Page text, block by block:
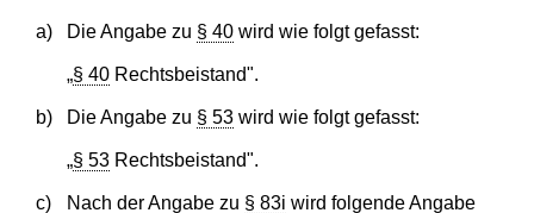
a) Die Angabe zu § 40wird wie folgt gefasst:
„§ 40Rechtsbeistand".
b) Die Angabe zu § 53wird wie folgt gefasst:
„§ 53Rechtsbeistand".
c) Nach der Angabe zu § 83i wird folgende Angabe